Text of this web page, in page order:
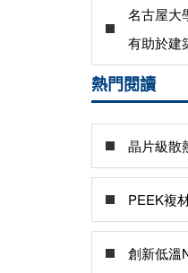
名古屋大
有助於建
熱門閱讀
晶片級散
PEEK複
創新低溫